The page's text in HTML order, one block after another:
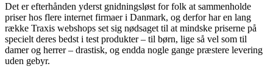
Det er efterhånden yderst gnidningsløst for folk at sammenholde
priser hos flere internet firmaer i Danmark, og derfor har en lang
række Traxis webshops set sig nødsaget til at mindske priserne på
specielt deres bedst i test produkter – til børn, lige så vel som til
damer og herrer – drastisk, og endda nogle gange præstere levering
uden gebyr.